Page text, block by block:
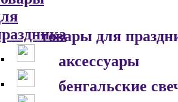
товары для
аксессуары
бенгальские